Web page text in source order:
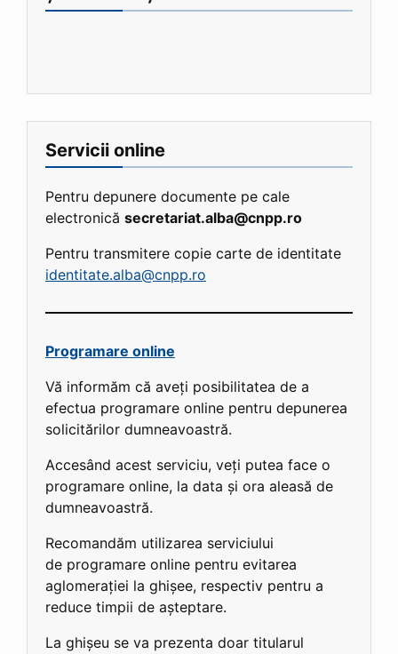
Servicii online
Pentru depunere documente pe cale
electronică secretariat.alba@cnpp.ro
Pentru transmitere copie carte de identitate
identitate.alba@cnpp.ro
Programare online
Vă informăm că aveți posibilitatea de a
efectua programare online pentru depunerea
solicitărilor dumneavoastră.
Accesând acest serviciu, veți putea face o
programare online, la data și ora aleasă de
dumneavoastră.
Recomandăm utilizarea serviciului
de programare online pentru evitarea
aglomerației la ghișee, respectiv pentru a
reduce timpii de așteptare.
La ghișeu se va prezenta doar titularul